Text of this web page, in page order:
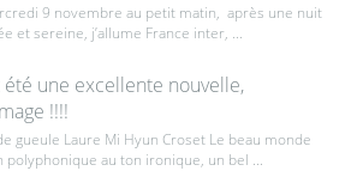
9 novembre au petit matin, après une nuit
et sereine, j’allume France inter, ...
été une excellente nouvelle,
!!!!
gueule Laure Mi Hyun Croset Le beau monde
polyphonique au ton ironique, un bel ...